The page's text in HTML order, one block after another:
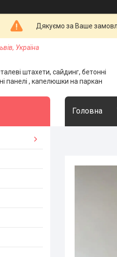
Дякуємо за Ваше
Україна
штахети, сайдинг, бетонні
панелі , капелюшки на паркан
Головна